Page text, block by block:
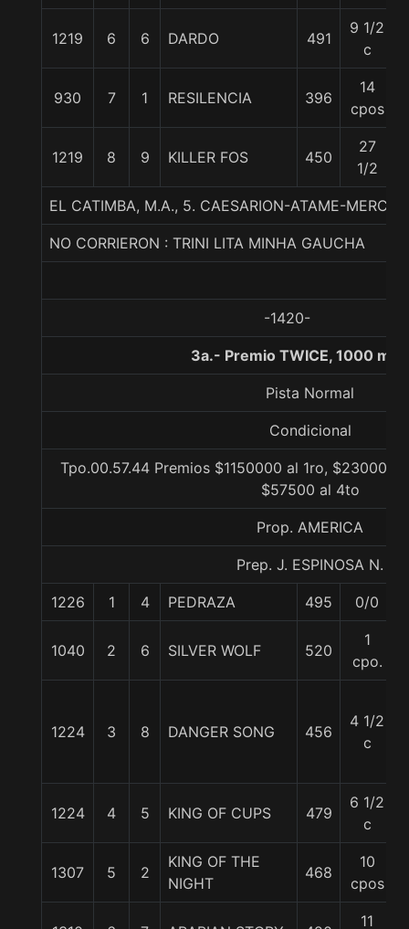
1219 6 6 DARDO 491
9 1/2
c
930 7 1 RESILENCIA 396
14
cpos
1219 8 9 KILLER FOS 450
27
1/2
EL CATIMBA, M.A., 5. CAESARION-ATAME-
NO CORRIERON : TRINI LITA MINHA GAUCHA
-1420-
3a.- Premio TWICE, 1000
Pista Normal
Condicional
Tpo.00.57.44 Premios $1150000 al 1ro, $230000
$57500 al 4to
Prop. AMERICA
Prep. J. ESPINOSA N.
1226 1 4 PEDRAZA 495 0/0
1040 2 6 SILVER WOLF 520
1
cpo.
1224 3 8 DANGER SONG 456
4 1/2
c
1224 4 5 KING OF CUPS 479
6 1/2
c
1307 5 2
KING OF THE
NIGHT
468
10
cpos
11